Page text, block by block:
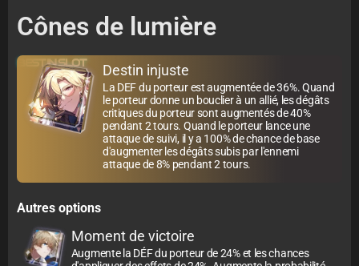
Cônes de lumière
BEST IN SLOT Destin injuste
La DEF du porteur est augmentée de 36%. Quand
le porteur donne un bouclier à un allié, les dégâts
critiques du porteur sont augmentés de 40%
pendant 2 tours. Quand le porteur lance une
attaque de suivi, il y a 100% de chance de base
d'augmenter les dégâts subis par l'ennemi
attaque de 8% pendant 2 tours.
Autres options
Moment de victoire
Augmente la DÉF du porteur de 24% et les chances